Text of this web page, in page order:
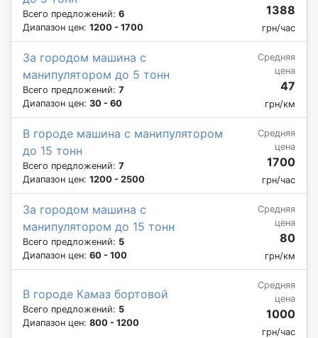
Всего предложений: 6
Диапазон цен: 1200 - 1700
1388
грн/час
За городом машина с
манипулятором до 5 тонн
Всего предложений: 7
Диапазон цен: 30 - 60
Средняя
цена
47
грн/км
В городе машина с манипулятором
до 15 тонн
Всего предложений: 7
Диапазон цен: 1200 - 2500
Средняя
цена
1700
грн/час
За городом машина с
манипулятором до 15 тонн
Всего предложений: 5
Диапазон цен: 60 - 100
Средняя
цена
80
грн/км
В городе Камаз бортовой
Всего предложений: 5
Диапазон цен: 800 - 1200
Средняя
цена
1000
грн/час